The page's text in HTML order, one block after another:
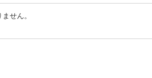
せん。